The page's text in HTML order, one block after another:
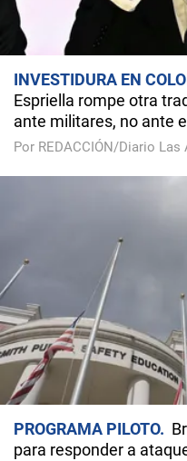
INVESTIDURA EN
Espriella rompe otra
ante militares, no ante
Por REDACCIÓN/Diario Las
PROGRAMA PILOTO
para responder a